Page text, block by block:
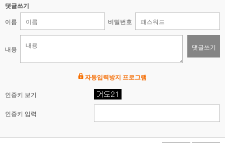
댓글쓰기
이름 비밀번호
내용 댓글쓰기
자동입력방지 프로그램
인증키 보기
인증키 입력